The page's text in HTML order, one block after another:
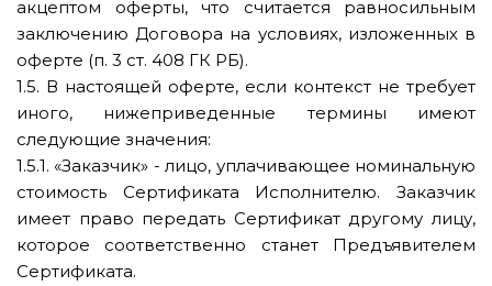
акцептом оферты, что считается равносильным
заключению Договора на условиях, изложенных в
оферте (п. 3 ст. 408 ГК РБ).
1.5. В настоящей оферте, если контекст не требует
иного, нижеприведенные термины имеют
следующие значения:
1.5.1. «Заказчик» - лицо, уплачивающее номинальную
стоимость Сертификата Исполнителю. Заказчик
имеет право передать Сертификат другому лицу,
которое соответственно станет Предъявителем
Сертификата.